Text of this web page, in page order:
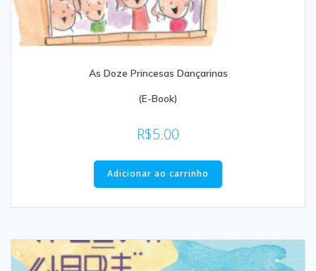
As Doze Princesas Dançarinas
(E-Book)
R$5.00
Adicionar ao carrinho